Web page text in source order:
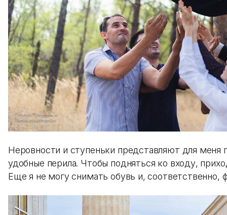
Неровности и ступеньки представляют для
удобные перила. Чтобы подняться ко входу,
Еще я не могу снимать обувь и, соответственно,